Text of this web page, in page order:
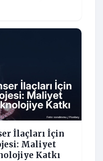
İlaçları İçin
Maliyet
Katkı